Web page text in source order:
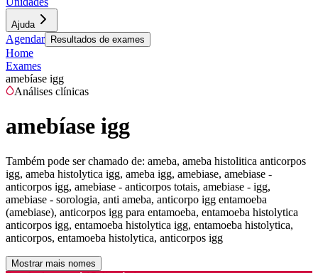
Ajuda
Agendar Resultados de exames
Home
Exames
amebíase igg
Análises clínicas
amebíase igg
Também pode ser chamado de: ameba, ameba histolitica anticorpos
igg, ameba histolytica igg, ameba igg, amebiase, amebiase -
anticorpos igg, amebiase - anticorpos totais, amebiase - igg,
amebiase - sorologia, anti ameba, anticorpo igg entamoeba
(amebiase), anticorpos igg para entamoeba, entamoeba histolytica
anticorpos igg, entamoeba histolytica igg, entamoeba histolytica,
anticorpos, entamoeba histolytica, anticorpos igg
Mostrar mais nomes